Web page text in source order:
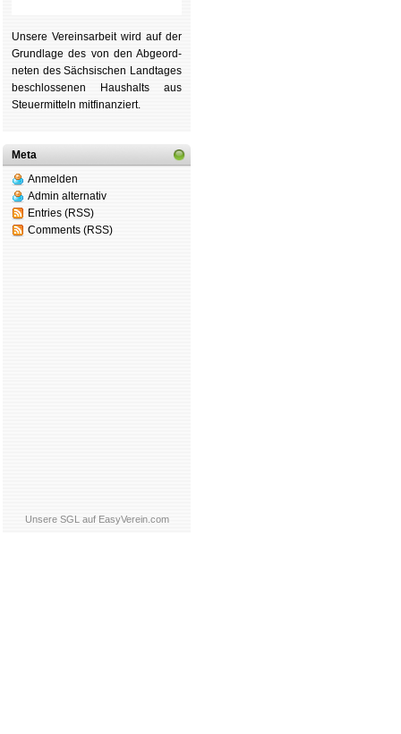
Unsere Ver­eins­ar­beit wird auf der
Grund­lage des von den Ab­ge­ord­
ne­ten des Säch­si­schen Land­tages
be­schlos­se­nen Haus­halts aus
Steu­er­mitteln mit­fi­nan­ziert.
Meta
Anmelden
Admin alternativ
Entries (RSS)
Comments (RSS)
Unsere SGL auf EasyVerein.com